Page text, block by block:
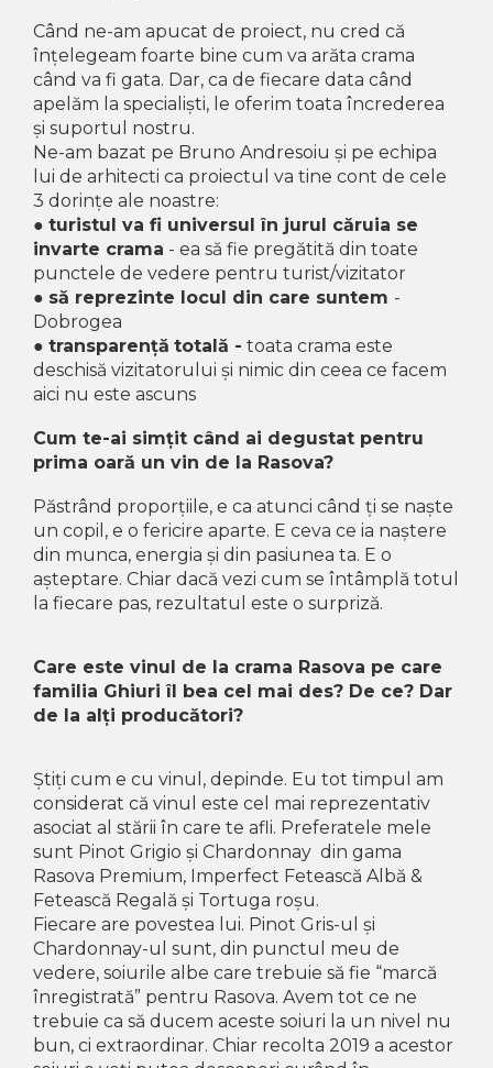
Când ne-am apucat de proiect, nu cred că
înțelegeam foarte bine cum va arăta crama
când va fi gata. Dar, ca de fiecare data când
apelăm la specialiști, le oferim toata încrederea
și suportul nostru.
Ne-am bazat pe Bruno Andresoiu și pe echipa
lui de arhitecti ca proiectul va tine cont de cele
3 dorințe ale noastre:
● turistul va fi universul în jurul căruia se
invarte crama - ea să fie pregătită din toate
punctele de vedere pentru turist/vizitator
● să reprezinte locul din care suntem -
Dobrogea
● transparență totală - toata crama este
deschisă vizitatorului și nimic din ceea ce facem
aici nu este ascuns
Cum te-ai simțit când ai degustat pentru
prima oară un vin de la Rasova?
Păstrând proporțiile, e ca atunci când ți se naște
un copil, e o fericire aparte. E ceva ce ia naștere
din munca, energia și din pasiunea ta. E o
așteptare. Chiar dacă vezi cum se întâmplă totul
la fiecare pas, rezultatul este o surpriză.
Care este vinul de la crama Rasova pe care
familia Ghiuri îl bea cel mai des? De ce? Dar
de la alți producători?
Știți cum e cu vinul, depinde. Eu tot timpul am
considerat că vinul este cel mai reprezentativ
asociat al stării în care te afli. Preferatele mele
sunt Pinot Grigio și Chardonnay din gama
Rasova Premium, Imperfect Fetească Albă &
Fetească Regală și Tortuga roșu.
Fiecare are povestea lui. Pinot Gris-ul și
Chardonnay-ul sunt, din punctul meu de
vedere, soiurile albe care trebuie să fie “marcă
înregistrată” pentru Rasova. Avem tot ce ne
trebuie ca să ducem aceste soiuri la un nivel nu
bun, ci extraordinar. Chiar recolta 2019 a acestor